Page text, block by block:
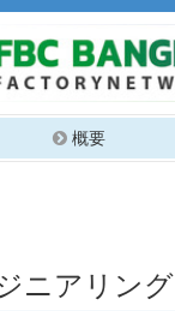
概要
ニアリング